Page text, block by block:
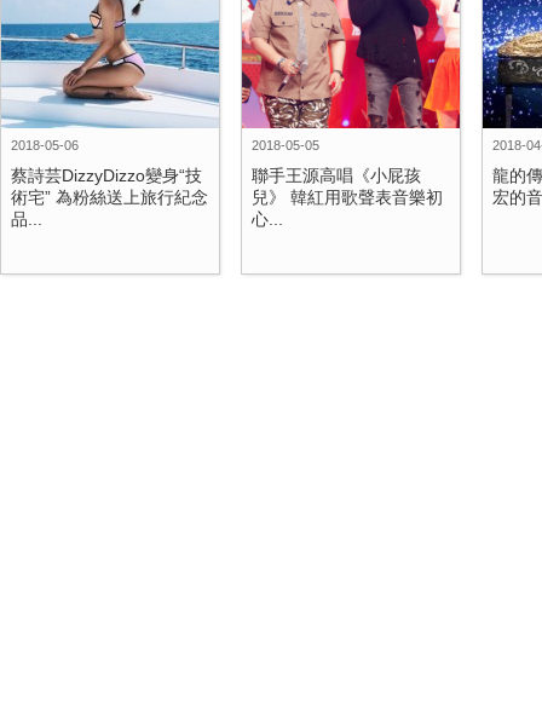
2018-05-06
蔡詩芸DizzyDizzo變身“技
術宅” 為粉絲送上旅行紀念
品...
2018-05-05
聯手王源高唱《小屁孩
兒》 韓紅用歌聲表音樂初
心...
2018-
龍的
宏的